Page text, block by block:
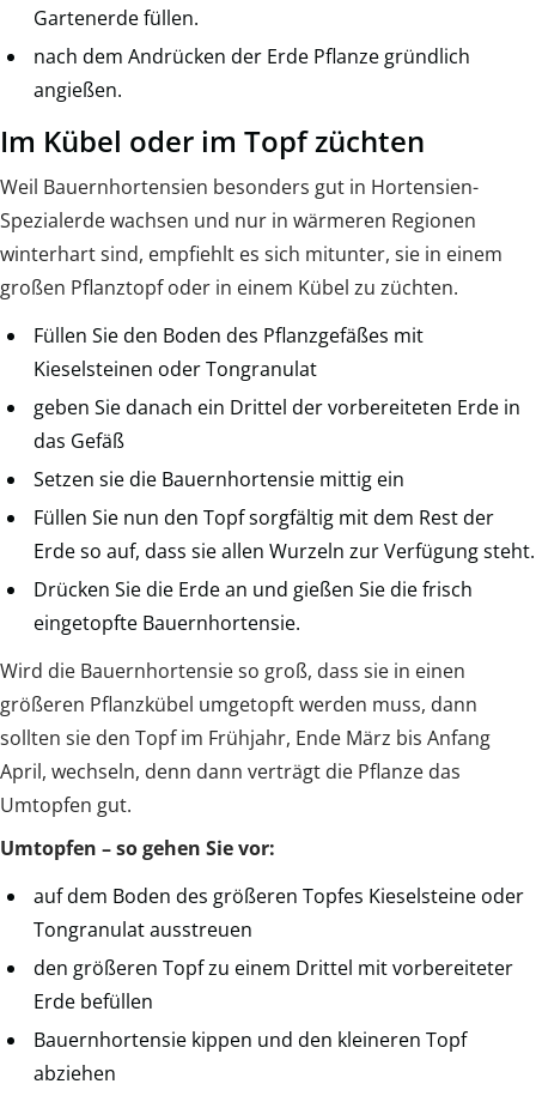
Gartenerde füllen.
nach dem Andrücken der Erde Pflanze gründlich
angießen.
Im Kübel oder im Topf züchten
Weil Bauernhortensien besonders gut in Hortensien-
Spezialerde wachsen und nur in wärmeren Regionen
winterhart sind, empfiehlt es sich mitunter, sie in einem
großen Pflanztopf oder in einem Kübel zu züchten.
Füllen Sie den Boden des Pflanzgefäßes mit
Kieselsteinen oder Tongranulat
geben Sie danach ein Drittel der vorbereiteten Erde in
das Gefäß
Setzen sie die Bauernhortensie mittig ein
Füllen Sie nun den Topf sorgfältig mit dem Rest der
Erde so auf, dass sie allen Wurzeln zur Verfügung steht.
Drücken Sie die Erde an und gießen Sie die frisch
eingetopfte Bauernhortensie.
Wird die Bauernhortensie so groß, dass sie in einen
größeren Pflanzkübel umgetopft werden muss, dann
sollten sie den Topf im Frühjahr, Ende März bis Anfang
April, wechseln, denn dann verträgt die Pflanze das
Umtopfen gut.
Umtopfen – so gehen Sie vor:
auf dem Boden des größeren Topfes Kieselsteine oder
Tongranulat ausstreuen
den größeren Topf zu einem Drittel mit vorbereiteter
Erde befüllen
Bauernhortensie kippen und den kleineren Topf
abziehen